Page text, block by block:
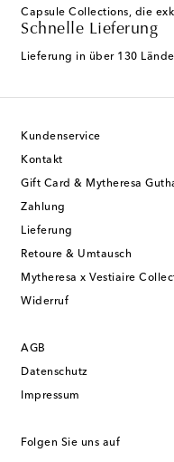
Capsule Collections, die
Schnelle Lieferung
Lieferung in über 130
Kundenservice
Kontakt
Gift Card & Mytheresa
Zahlung
Lieferung
Retoure & Umtausch
Mytheresa x Vestiaire
Widerruf
AGB
Datenschutz
Impressum
Folgen Sie uns auf